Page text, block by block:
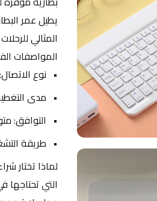
المثالي
المواصفات
نوع الاتصال: لاسلكي بتردد
مدى التغطية: يصل إلى 10
التوافق:
طريقة